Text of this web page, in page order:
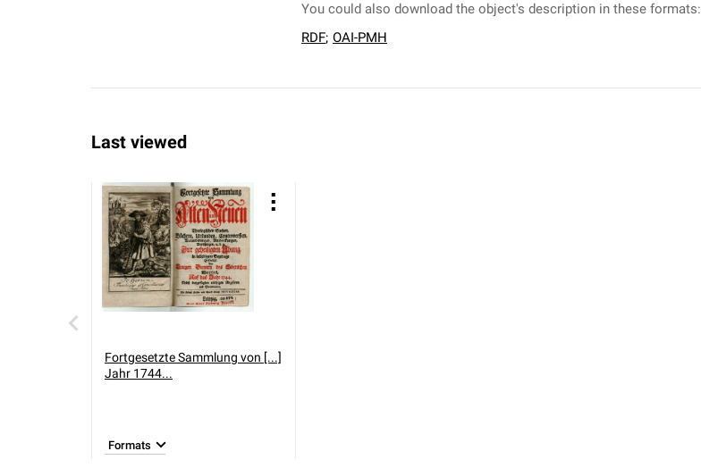
You could also download the object's description in these formats:
RDF; OAI-PMH
Last viewed
Fortgesetzte Sammlung von [...]
Jahr 1744...
Formats